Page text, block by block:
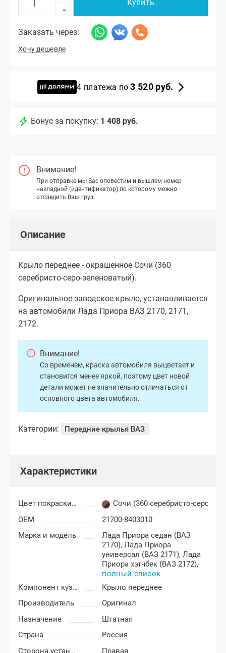
-
Купить
Заказать через:
Хочу дешевле
4 платежа по3 520 руб.
Бонус за покупку: 1 408 руб.
Внимание!
При отправке мы Вас оповестим и вышлем номер
накладной (идентификатор) по которому можно
отследить Ваш груз.
Описание
Крыло переднее - окрашенное Сочи (360
серебристо-серо-зеленоватый).
Оригинальное заводское крыло, устанавливается
на автомобили Лада Приора ВАЗ 2170, 2171,
2172.
Внимание!
Со временем, краска автомобиля выцветает и
становится менее яркой, поэтому цвет новой
детали может не значительно отличаться от
основного цвета автомобиля.
Категории: Передние крылья ВАЗ
Характеристики
Цвет покраски Лада Приора
Сочи (360 серебристо-серо-
OEM
21700-8403010
Марка и модель
Лада Приора седан (ВАЗ
2170),Лада Приора
универсал (ВАЗ 2171),Лада
Приора хэтчбек (ВАЗ 2172),
полный список
Компонент кузова
Крыло переднее
Производитель
Оригинал
Назначение
Штатная
Страна
Россия
Сторона установки
Правая